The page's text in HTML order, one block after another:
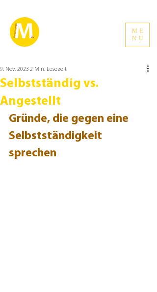
ME
NU
Selbstständig vs.
Angestellt
9. Nov. 2023 2 Min. Lesezeit
Gründe, die gegen eine
Selbstständigkeit
sprechen